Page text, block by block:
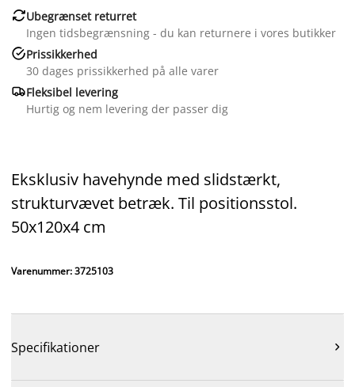
Ubegrænset returret
Ingen tidsbegrænsning - du kan returnere i vores butikker
Prissikkerhed
30 dages prissikkerhed på alle varer
Fleksibel levering
Hurtig og nem levering der passer dig
Eksklusiv havehynde med slidstærkt,
strukturvævet betræk. Til positionsstol.
50x120x4 cm
Varenummer: 3725103
Specifikationer 